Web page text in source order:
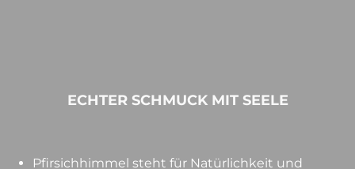
ECHTER SCHMUCK MIT SEELE
Pfirsichhimmel steht für Natürlichkeit und